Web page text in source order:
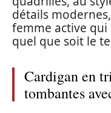
détails
femme active
quel que soit le
Cardigan en
tombantes